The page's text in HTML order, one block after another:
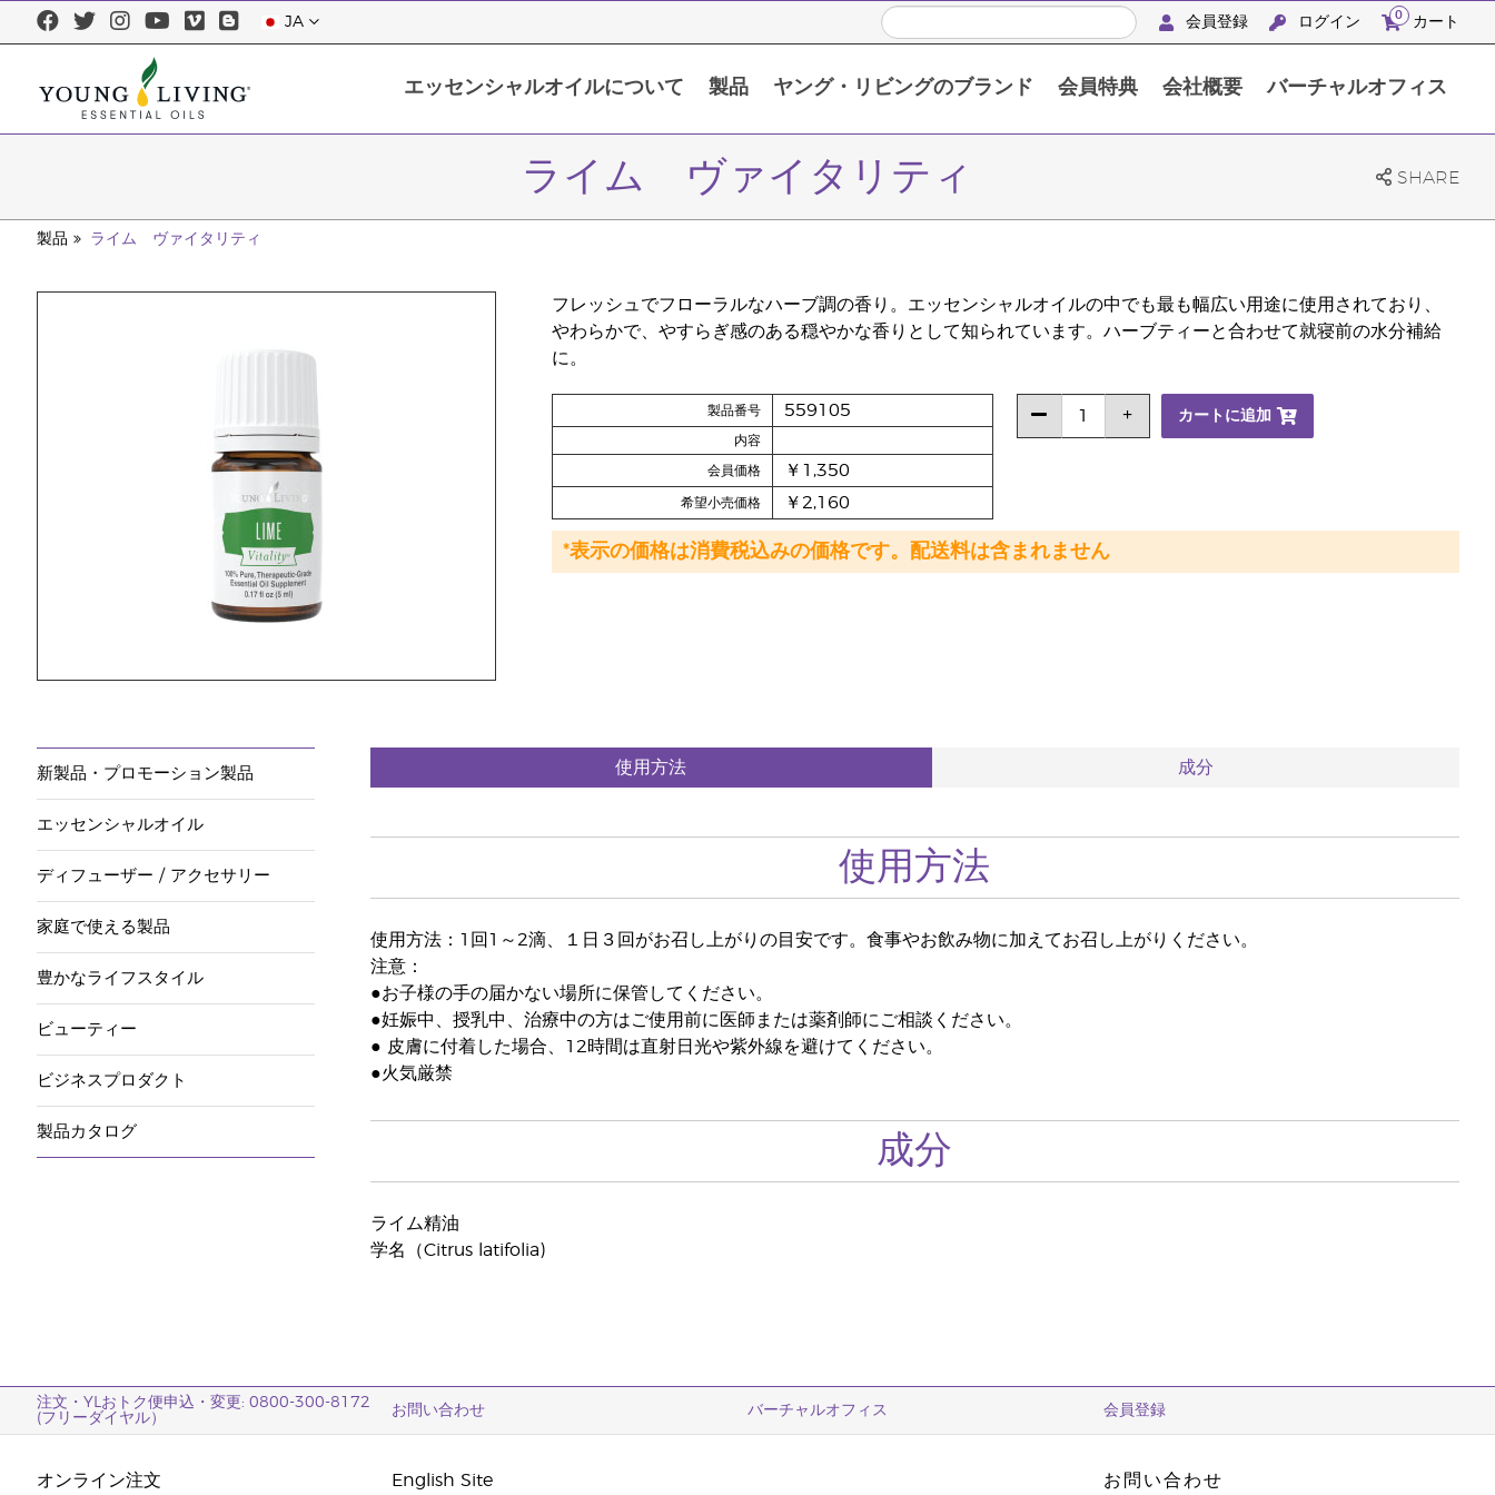
JA 会員登録 ログイン 0 カート
エッセンシャルオイルについて 製品 ヤング・リビングのブランド 会員特典 会社概要 バーチャルオフィス
ライム ヴァイタリティ SHARE
製品 ライム ヴァイタリティ
フレッシュでフローラルなハーブ調の香り。エッセンシャルオイルの中でも最も幅広い用途に使用されており、
やわらかで、やすらぎ感のある穏やかな香りとして知られています。ハーブティーと合わせて就寝前の水分補給
に。
製品番号 559105
内容
会員価格 ￥1,350
希望小売価格 ￥2,160
カートに追加
*表示の価格は消費税込みの価格です。配送料は含まれません
新製品・プロモーション製品
エッセンシャルオイル
ディフューザー / アクセサリー
家庭で使える製品
豊かなライフスタイル
ビューティー
ビジネスプロダクト
製品カタログ
使用方法 成分
使用方法
使用方法：1回1～2滴、１日３回がお召し上がりの目安です。食事やお飲み物に加えてお召し上がりください。
注意：
●お子様の手の届かない場所に保管してください。
●妊娠中、授乳中、治療中の方はご使用前に医師または薬剤師にご相談ください。
● 皮膚に付着した場合、12時間は直射日光や紫外線を避けてください。
●火気厳禁
成分
ライム精油
学名（Citrus latifolia)
注文・YLおトク便申込・変更: 0800-300-8172
(フリーダイヤル）
お問い合わせ バーチャルオフィス 会員登録
オンライン注文 English Site お問い合わせ